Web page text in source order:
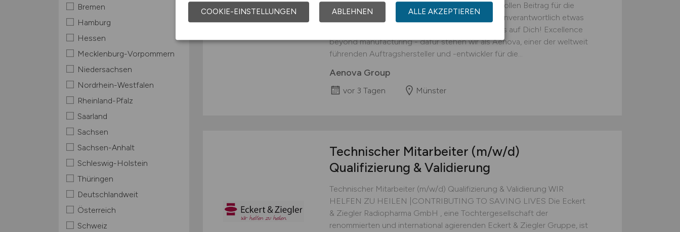
Bremen
Hamburg
Hessen
Mecklenburg-Vorpommern
Niedersachsen
Nordrhein-Westfalen
Rheinland-Pfalz
Saarland
Sachsen
Sachsen-Anhalt
Schleswig-Holstein
Thüringen
Deutschlandweit
Österreich
Schweiz
Münster, Deutschland Du möchtest einen wertvollen Beitrag für die
Gesundheit von Patient*innen leisten? Und eigenverantwortlich etwas
wirklich Sinnvolles bewirken? Dann freuen wir uns auf Dich! Excellence
beyond manufacturing - dafür stehen wir als Aenova, einer der weltweit
führenden Auftragshersteller und -entwickler für die...
Aenova Group
vor 3 Tagen Münster
Technischer Mitarbeiter (m/w/d)
Qualifizierung & Validierung
Technischer Mitarbeiter (m/w/d) Qualifizierung & Validierung WIR
HELFEN ZU HEILEN |CONTRIBUTING TO SAVING LIVES Die Eckert
& Ziegler Radiopharma GmbH , eine Tochtergesellschaft der
renommierten und international agierenden Eckert & Ziegler Gruppe, ist
COOKIE-EINSTELLUNGEN ABLEHNEN ALLE AKZEPTIEREN